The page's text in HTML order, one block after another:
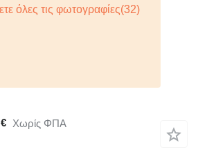
Χωρίς ΦΠΑ